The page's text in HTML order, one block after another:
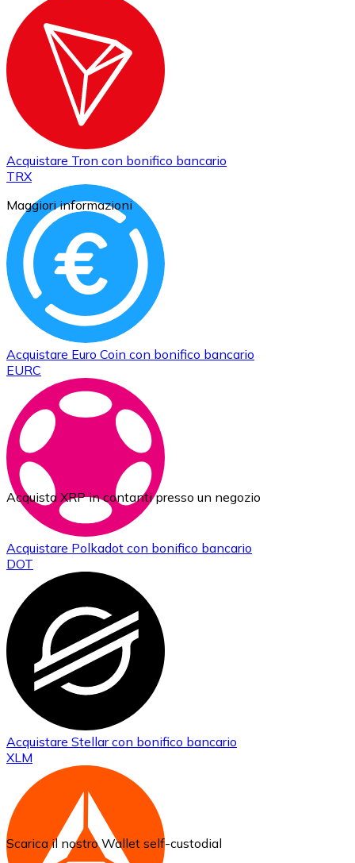
Acquistare Tron con bonifico bancario
TRX
Acquistare Euro Coin con bonifico bancario
EURC
Acquistare Polkadot con bonifico bancario
DOT
Acquistare Stellarcon bonifico bancario
XLM
Maggiori informazioni
Acquista XRP in contanti presso un negozio
Scarica il nostro Wallet self-custodial